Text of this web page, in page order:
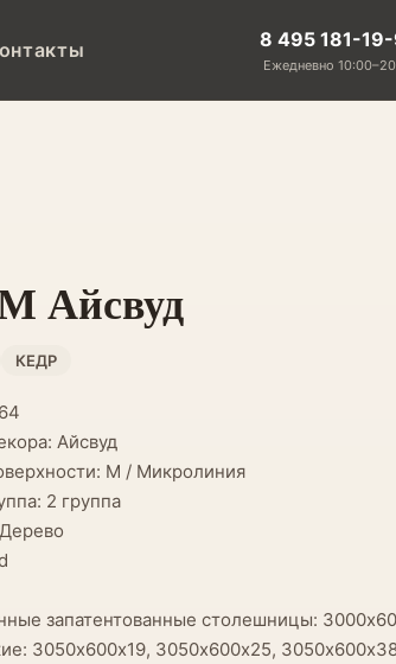
8 495 181-19-
Ежедневно
Айсвуд
КЕДР
Айсвуд
М / Микролиния
2 группа
запатентованные столешницы:
3050х600х19, 3050х600х25,